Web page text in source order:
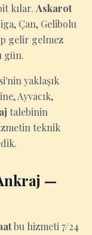
kılar. Askarot
Çan, Gelibolu
gelir gelmez
gün.
yaklaşık
Ayvacık,
talebinin
teknik
—
bu hizmeti 7/24